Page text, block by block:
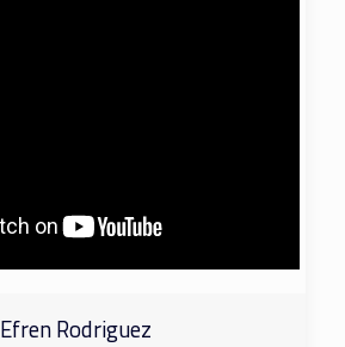
Efren Rodriguez